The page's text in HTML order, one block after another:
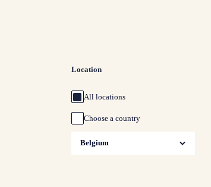
Location
All locations
Choose a country